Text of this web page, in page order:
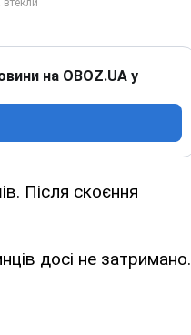
на OBOZ.UA у
Після скоєння
досі не затримано.